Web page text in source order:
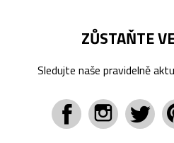
ZŮSTAŇTE
Sledujte naše pravidelně